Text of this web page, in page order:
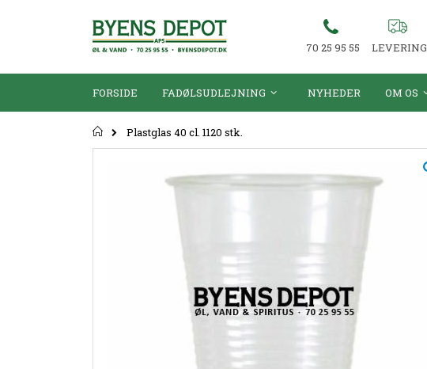
70 25 95 55 LEVERING
FORSIDE FADØLSUDLEJNING NYHEDER OM OS
Forsiden
Plastglas 40 cl. 1120 stk.